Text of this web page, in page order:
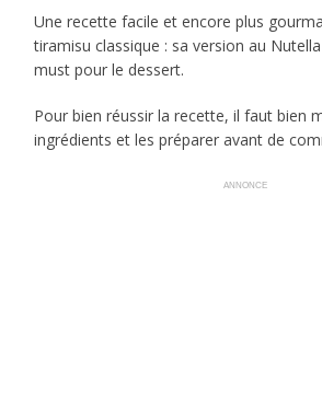
Une recette facile et encore plus
tiramisu classique : sa version au
must pour le dessert.
Pour bien réussir la recette, il faut bien
ingrédients et les préparer avant de
ANNONCE